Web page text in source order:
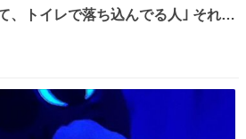
イレで落ち込んでる人｣ それに
してくれるんだ